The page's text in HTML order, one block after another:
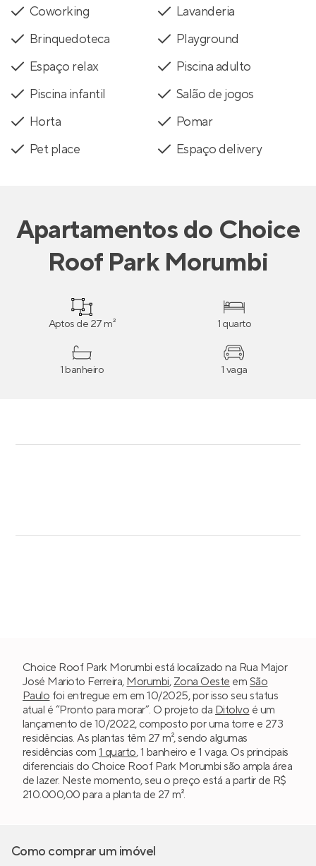
Coworking
Lavanderia
Brinquedoteca
Playground
Espaço relax
Piscina adulto
Piscina infantil
Salão de jogos
Horta
Pomar
Pet place
Espaço delivery
Apartamentosdo Choice
Roof Park Morumbi
Aptos de 27 m² 1 quarto
1 banheiro 1 vaga
Choice Roof Park Morumbi está localizado na Rua Major
José Marioto Ferreira, Morumbi, Zona Oeste em São
Paulo foi entregue em em 10/2025, por isso seu status
atual é “Pronto para morar”. O projeto da Ditolvo é um
lançamento de 10/2022, composto por uma torre e 273
residências. As plantas têm 27 m², sendo algumas
residências com 1 quarto, 1 banheiro e 1 vaga. Os principais
diferenciais do Choice Roof Park Morumbi são ampla área
de lazer. Neste momento, seu o preço está a partir de R$
210.000,00 para a planta de 27 m².
Como comprar um imóvel